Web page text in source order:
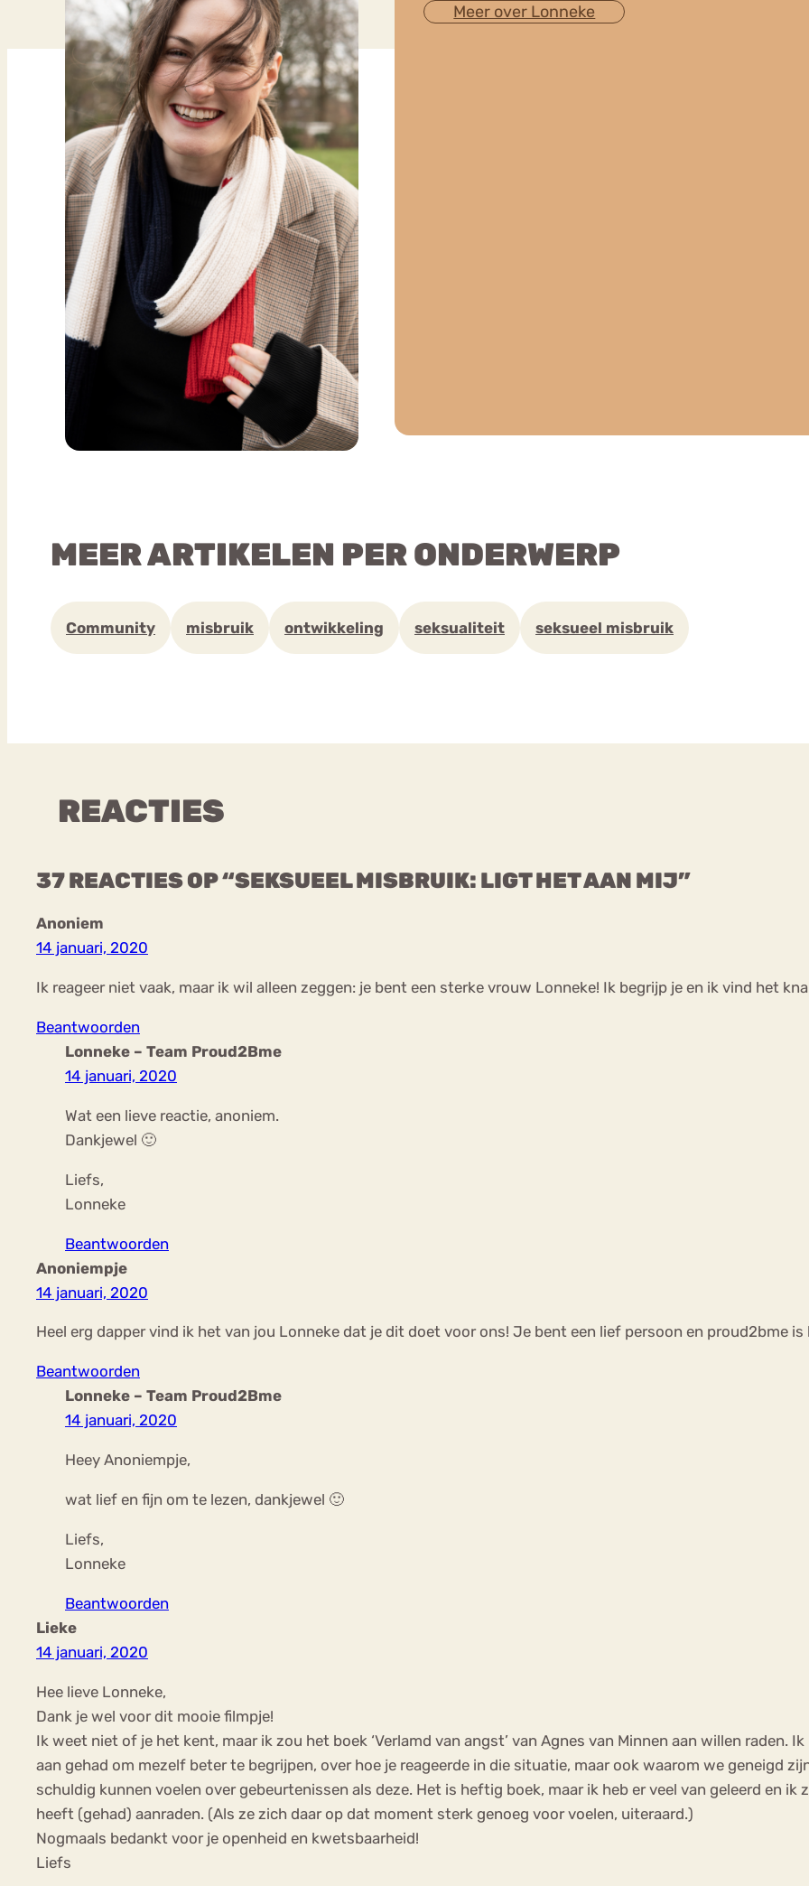
Meer over Lonneke
MEER ARTIKELEN PER ONDERWERP
Community misbruik ontwikkeling seksualiteit seksueel misbruik
REACTIES
37 REACTIES OP “SEKSUEEL MISBRUIK: LIGT HET AAN MIJ”
Anoniem
14 januari, 2020
Ik reageer niet vaak, maar ik wil alleen zeggen: je bent een sterke vrouw Lonneke! Ik begrijp je en ik vind het
Beantwoorden
Lonneke – Team Proud2Bme
14 januari, 2020
Wat een lieve reactie, anoniem.
Dankjewel 🙂
Liefs,
Lonneke
Beantwoorden
Anoniempje
14 januari, 2020
Heel erg dapper vind ik het van jou Lonneke dat je dit doet voor ons! Je bent een lief persoon en proud2bme is
Beantwoorden
Lonneke – Team Proud2Bme
14 januari, 2020
Heey Anoniempje,
wat lief en fijn om te lezen, dankjewel 🙂
Liefs,
Lonneke
Beantwoorden
Lieke
14 januari, 2020
Hee lieve Lonneke,
Dank je wel voor dit mooie filmpje!
Ik weet niet of je het kent, maar ik zou het boek ‘Verlamd van angst’ van Agnes van Minnen aan willen raden.
aan gehad om mezelf beter te begrijpen, over hoe je reageerde in die situatie, maar ook waarom we geneigd
schuldig kunnen voelen over gebeurtenissen als deze. Het is heftig boek, maar ik heb er veel van geleerd en
heeft (gehad) aanraden. (Als ze zich daar op dat moment sterk genoeg voor voelen, uiteraard.)
Nogmaals bedankt voor je openheid en kwetsbaarheid!
Liefs